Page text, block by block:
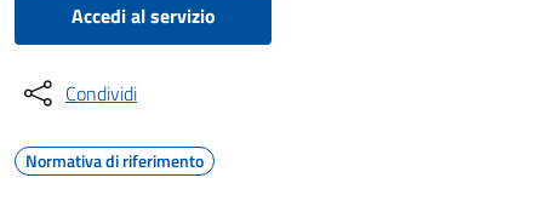
Accedi al servizio
Condividi
Normativa di riferimento